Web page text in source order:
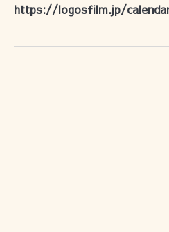
https://logosfilm.jp/